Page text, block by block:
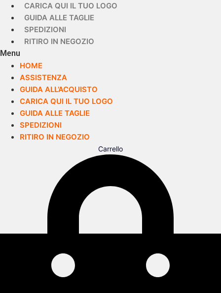
CARICA QUI IL TUO LOGO
GUIDA ALLE TAGLIE
SPEDIZIONI
RITIRO IN NEGOZIO
Menu
HOME
ASSISTENZA
GUIDA ALL’ACQUISTO
CARICA QUI IL TUO LOGO
GUIDA ALLE TAGLIE
SPEDIZIONI
RITIRO IN NEGOZIO
Carrello